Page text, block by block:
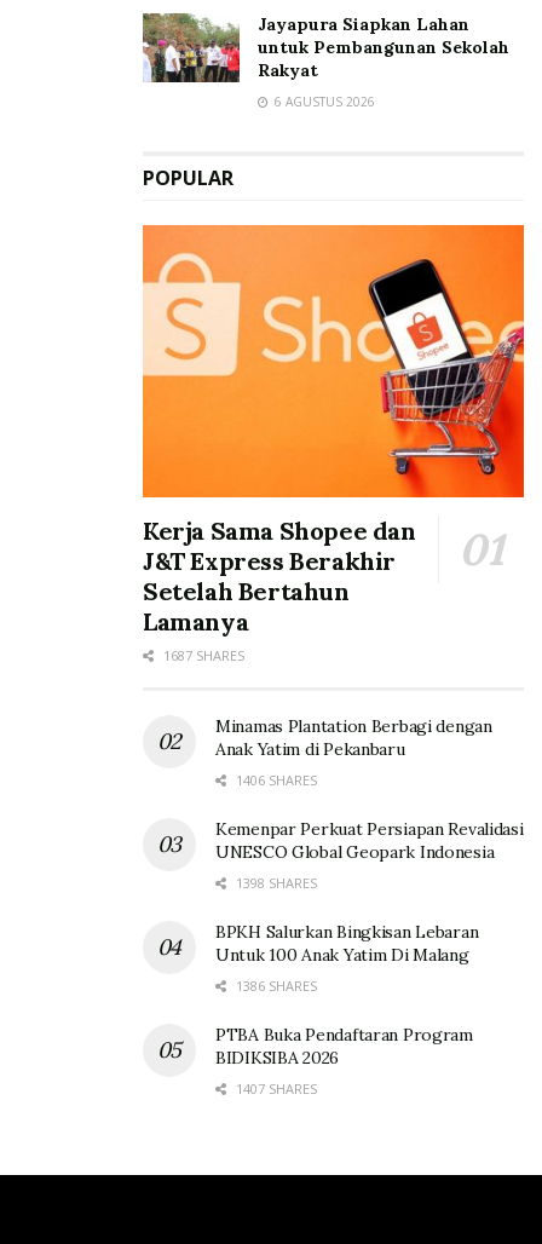
Jayapura Siapkan Lahan
untuk Pembangunan Sekolah
Rakyat
6 AGUSTUS 2026
POPULAR
Kerja Sama Shopee dan
J&T Express Berakhir
Setelah Bertahun
Lamanya
1687 SHARES
Minamas Plantation Berbagi dengan
Anak Yatim di Pekanbaru
1406 SHARES
Kemenpar Perkuat Persiapan Revalidasi
UNESCO Global Geopark Indonesia
1398 SHARES
BPKH Salurkan Bingkisan Lebaran
Untuk 100 Anak Yatim Di Malang
1386 SHARES
PTBA Buka Pendaftaran Program
BIDIKSIBA 2026
1407 SHARES